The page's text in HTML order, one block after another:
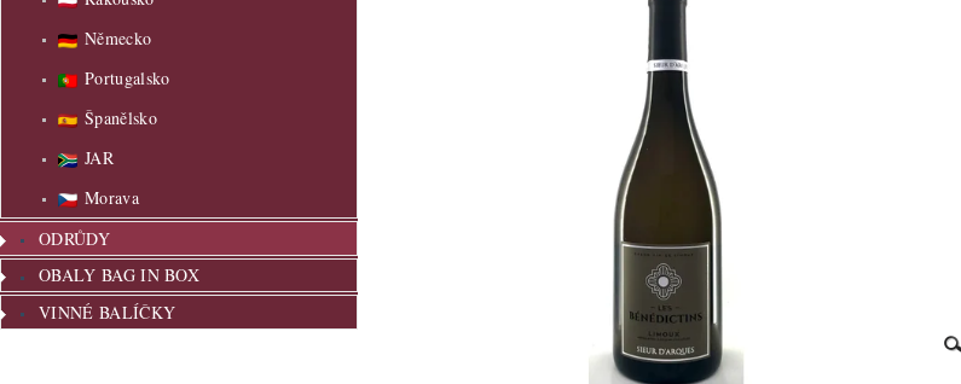
Německo
Portugalsko
Španělsko
JAR
Morava
ODRŮDY
OBALY BAG IN BOX
VINNÉ BALÍČKY